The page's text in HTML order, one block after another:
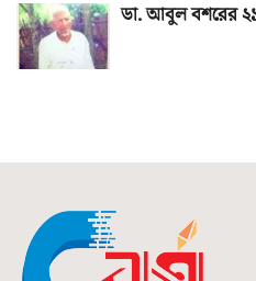
ডা. আবুল বশরের